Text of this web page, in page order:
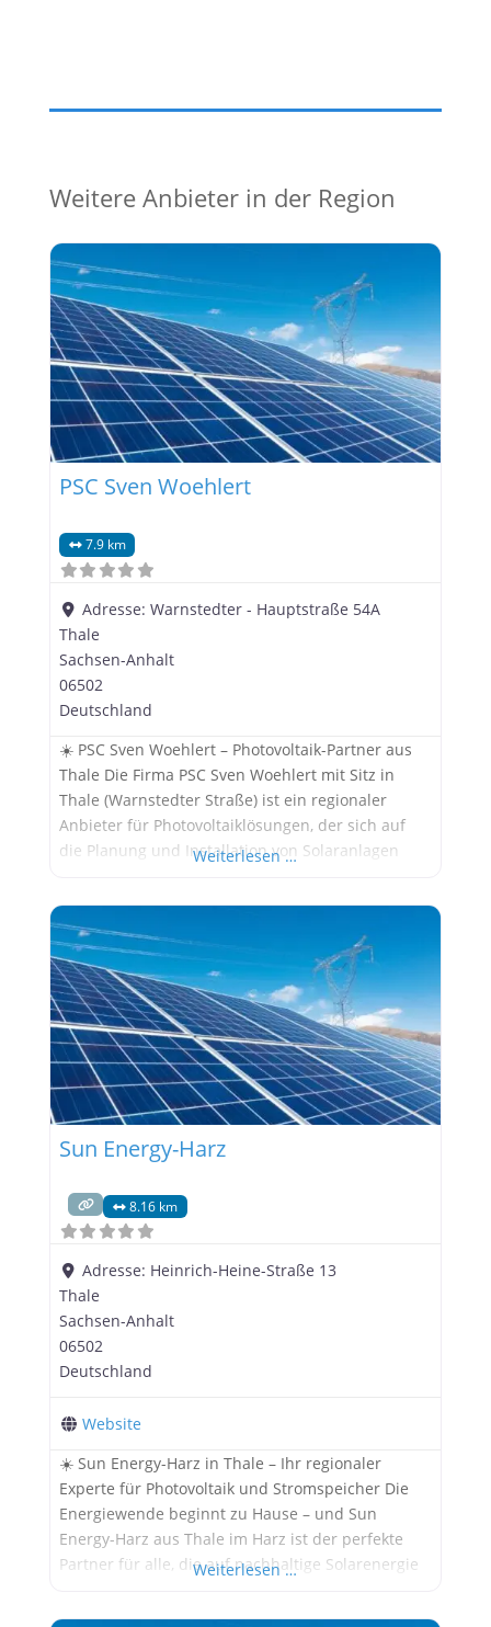
Weitere Anbieter in der Region
PSC Sven Woehlert
7.9 km
Adresse:Warnstedter - Hauptstraße 54A
Thale
Sachsen-Anhalt
06502
Deutschland
☀️ PSC Sven Woehlert – Photovoltaik-Partner aus
Thale Die Firma PSC Sven Woehlert mit Sitz in
Thale (Warnstedter Straße) ist ein regionaler
Anbieter für Photovoltaiklösungen, der sich auf
die Planung und Installation von Solaranlagen
PSC Hausbesitzer und Gewerbetreibende auf dem
Weg zur eigenen Stromerzeugung. 🔧 Leistungen
im Überblick:
Weiterlesen …
Sun Energy-Harz
8.16 km
Adresse: Heinrich-Heine-Straße 13
Thale
Sachsen-Anhalt
06502
Deutschland
Website
☀️ Sun Energy-Harz in Thale – Ihr regionaler
Experte für Photovoltaik und Stromspeicher Die
Energiewende beginnt zu Hause – und Sun
Energy-Harz aus Thale im Harz ist der perfekte
Partner für alle, die auf nachhaltige Solarenergie
Masarczyk hat sich das Unternehmen als
Weiterlesen …